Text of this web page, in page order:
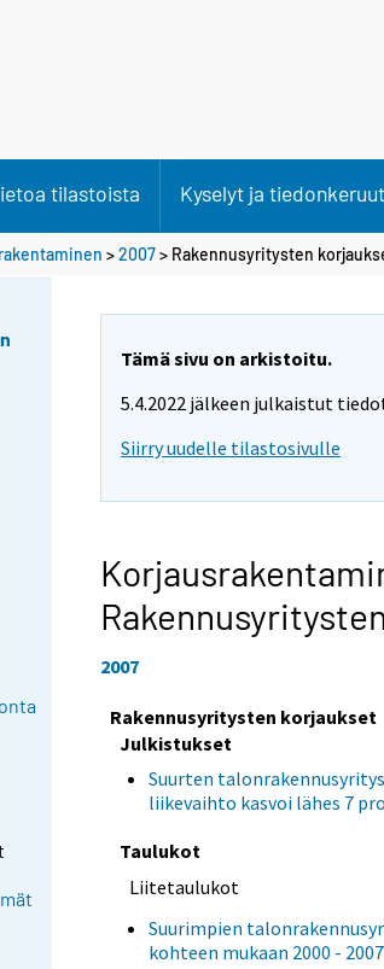
tilastoista Kyselyt ja tiedonkeruut
>2007> Rakennusyritysten
Tämä sivu on arkistoitu.
5.4.2022 jälkeen julkaistut
Siirry uudelle tilastosivulle
2007
Rakennusyritysten korjaukset
Julkistukset
Suurten
liikevaihto kasvoi lähes 7
Taulukot
Liitetaulukot
Suurimpien
kohteen mukaan 2000 -